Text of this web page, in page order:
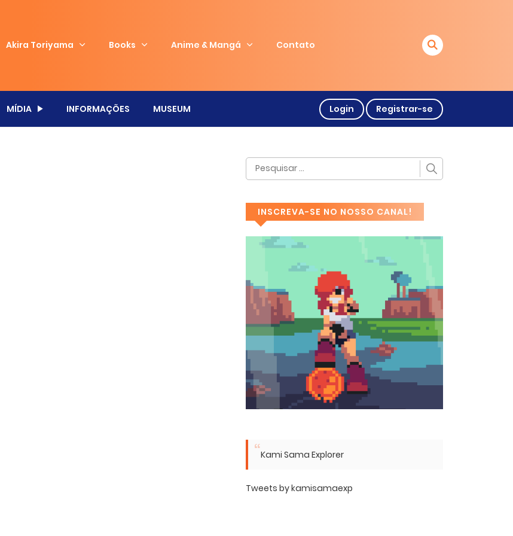
Akira Toriyama Books Anime & Mangá Contato
MÍDIA INFORMAÇÕES MUSEUM Login Registrar-se
INSCREVA-SE NO NOSSO CANAL!
Kami Sama Explorer
Tweets by kamisamaexp